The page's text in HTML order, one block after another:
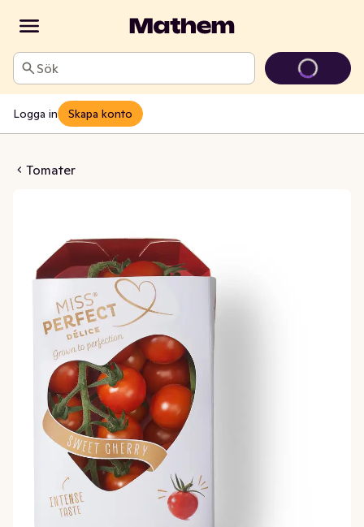
Sök
Logga in Skapa konto
Tomater
Miss Perfect Klass1